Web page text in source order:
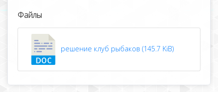
Файлы
решение клуб рыбаков (145.7 KiB)